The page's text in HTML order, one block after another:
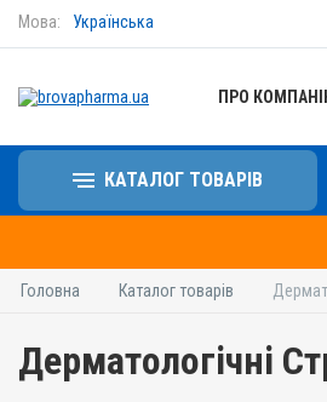
Мова: Українська
ПРО
КАТАЛОГ ТОВАРІВ
Головна Каталог товарів
Дерматологічні